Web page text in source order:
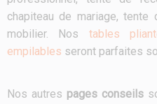
chapiteau de mariage, tente
mobilier. Nos tables
empilables seront parfaites
Nos autres pages conseils